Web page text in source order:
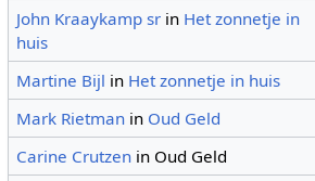
John Kraaykamp sr in Het zonnetje in
huis
Martine Bijl in Het zonnetje in huis
Mark Rietman in Oud Geld
Carine Crutzen in Oud Geld